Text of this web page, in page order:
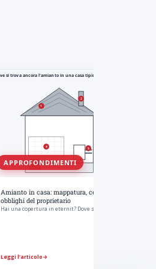
APPROFONDIMENTI
Amianto in casa: mappatura, cemento-amianto e
obblighi del proprietario
Hai una copertura in eternit? Dove si trova l
Leggi l’articolo→